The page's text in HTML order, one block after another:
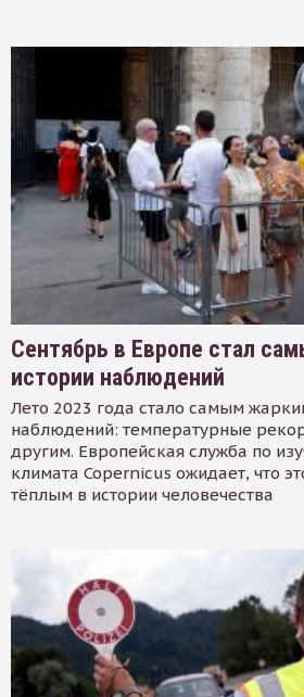
Сентябрь в Европе стал
истории наблюдений
Лето 2023 года стало самым
наблюдений: температурные
другим. Европейская служба по
климата Copernicus ожидает, что
тёплым в истории человечества